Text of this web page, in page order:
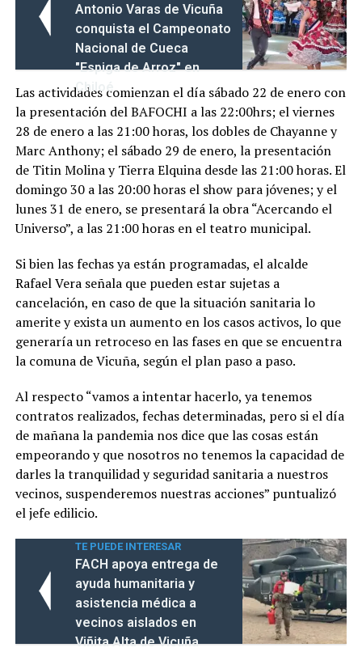
Antonio Varas de Vicuña
conquista el Campeonato
Nacional de Cueca
"Espiga de Arroz" en
Chiloé
Las actividades comienzan el día sábado 22 de enero con
la presentación del BAFOCHI a las 22:00hrs; el viernes
28 de enero a las 21:00 horas, los dobles de Chayanne y
Marc Anthony; el sábado 29 de enero, la presentación
de Titin Molina y Tierra Elquina desde las 21:00 horas. El
domingo 30 a las 20:00 horas el show para jóvenes; y el
lunes 31 de enero, se presentará la obra “Acercando el
Universo”, a las 21:00 horas en el teatro municipal.
Si bien las fechas ya están programadas, el alcalde
Rafael Vera señala que pueden estar sujetas a
cancelación, en caso de que la situación sanitaria lo
amerite y exista un aumento en los casos activos, lo que
generaría un retroceso en las fases en que se encuentra
la comuna de Vicuña, según el plan paso a paso.
Al respecto “vamos a intentar hacerlo, ya tenemos
contratos realizados, fechas determinadas, pero si el día
de mañana la pandemia nos dice que las cosas están
empeorando y que nosotros no tenemos la capacidad de
darles la tranquilidad y seguridad sanitaria a nuestros
vecinos, suspenderemos nuestras acciones” puntualizó
el jefe edilicio.
TE PUEDE INTERESAR
FACH apoya entrega de
ayuda humanitaria y
asistencia médica a
vecinos aislados en
Viñita Alta de Vicuña